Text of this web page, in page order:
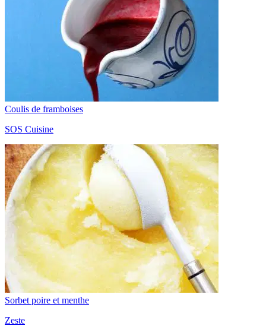
Coulis de framboises
SOS Cuisine
Sorbet poire et menthe
Zeste